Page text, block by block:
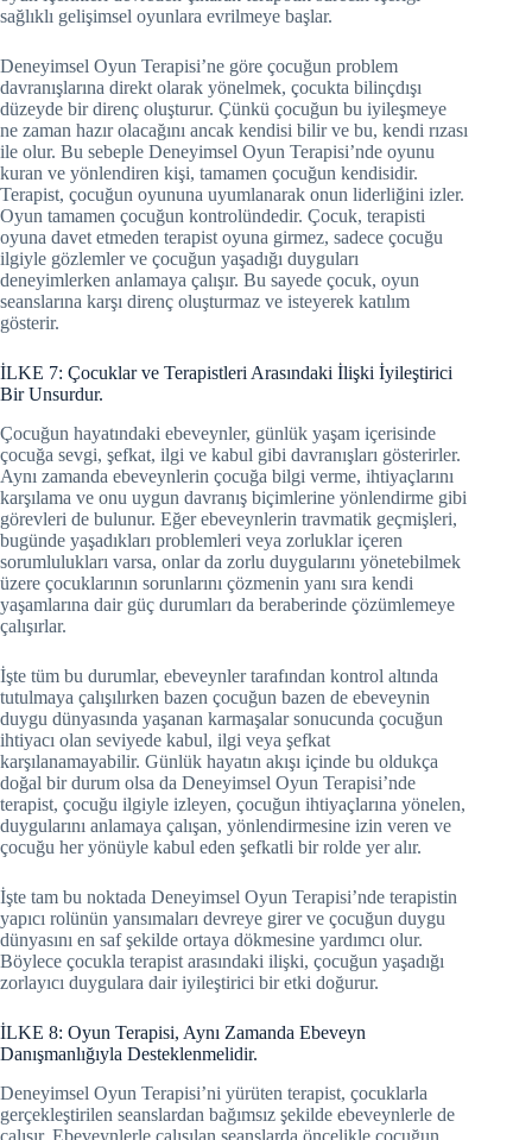
sağlıklı gelişimsel oyunlara evrilmeye başlar.
Deneyimsel Oyun Terapisi’ne göre çocuğun problem
davranışlarına direkt olarak yönelmek, çocukta bilinçdışı
düzeyde bir direnç oluşturur. Çünkü çocuğun bu iyileşmeye
ne zaman hazır olacağını ancak kendisi bilir ve bu, kendi rızası
ile olur. Bu sebeple Deneyimsel Oyun Terapisi’nde oyunu
kuran ve yönlendiren kişi, tamamen çocuğun kendisidir.
Terapist, çocuğun oyununa uyumlanarak onun liderliğini izler.
Oyun tamamen çocuğun kontrolündedir. Çocuk, terapisti
oyuna davet etmeden terapist oyuna girmez, sadece çocuğu
ilgiyle gözlemler ve çocuğun yaşadığı duyguları
deneyimlerken anlamaya çalışır. Bu sayede çocuk, oyun
seanslarına karşı direnç oluşturmaz ve isteyerek katılım
gösterir.
İLKE 7: Çocuklar ve Terapistleri Arasındaki İlişki İyileştirici
Bir Unsurdur.
Çocuğun hayatındaki ebeveynler, günlük yaşam içerisinde
çocuğa sevgi, şefkat, ilgi ve kabul gibi davranışları gösterirler.
Aynı zamanda ebeveynlerin çocuğa bilgi verme, ihtiyaçlarını
karşılama ve onu uygun davranış biçimlerine yönlendirme gibi
görevleri de bulunur. Eğer ebeveynlerin travmatik geçmişleri,
bugünde yaşadıkları problemleri veya zorluklar içeren
sorumlulukları varsa, onlar da zorlu duygularını yönetebilmek
üzere çocuklarının sorunlarını çözmenin yanı sıra kendi
yaşamlarına dair güç durumları da beraberinde çözümlemeye
çalışırlar.
İşte tüm bu durumlar, ebeveynler tarafından kontrol altında
tutulmaya çalışılırken bazen çocuğun bazen de ebeveynin
duygu dünyasında yaşanan karmaşalar sonucunda çocuğun
ihtiyacı olan seviyede kabul, ilgi veya şefkat
karşılanamayabilir. Günlük hayatın akışı içinde bu oldukça
doğal bir durum olsa da Deneyimsel Oyun Terapisi’nde
terapist, çocuğu ilgiyle izleyen, çocuğun ihtiyaçlarına yönelen,
duygularını anlamaya çalışan, yönlendirmesine izin veren ve
çocuğu her yönüyle kabul eden şefkatli bir rolde yer alır.
İşte tam bu noktada Deneyimsel Oyun Terapisi’nde terapistin
yapıcı rolünün yansımaları devreye girer ve çocuğun duygu
dünyasını en saf şekilde ortaya dökmesine yardımcı olur.
Böylece çocukla terapist arasındaki ilişki, çocuğun yaşadığı
zorlayıcı duygulara dair iyileştirici bir etki doğurur.
İLKE 8: Oyun Terapisi, Aynı Zamanda Ebeveyn
Danışmanlığıyla Desteklenmelidir.
Deneyimsel Oyun Terapisi’ni yürüten terapist, çocuklarla
gerçekleştirilen seanslardan bağımsız şekilde ebeveynlerle de
çalışır. Ebeveynlerle çalışılan seanslarda öncelikle çocuğun